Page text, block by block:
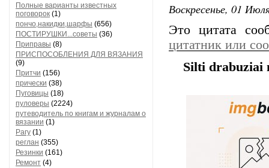
Полные варианты известных
поговорок (1)
пончо,накидки,шарфы (656)
ПОСТИРУШКИ...советы (36)
Приправы (8)
ПРИСПОСОБЛЕНИЯ ДЛЯ ВЯЗАНИЯ
(9)
Притчи (156)
прически (38)
Пуговицы (18)
пуловеры (2224)
путеводитель по книгам и журналам о
вязании (1)
Рагу (1)
реглан (355)
Резинки (161)
Ремонт (4)
Воскресенье, 01
Это цитата
цитатник или
Silti drabuziai